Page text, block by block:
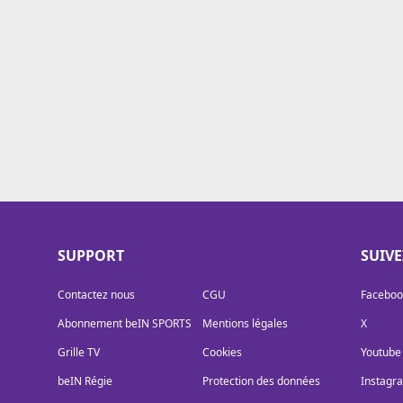
SUPPORT
Contactez nous
Abonnement beIN SPORTS
Grille TV
beIN Régie
CGU
Mentions légales
Cookies
Protection des données
X
Youtube